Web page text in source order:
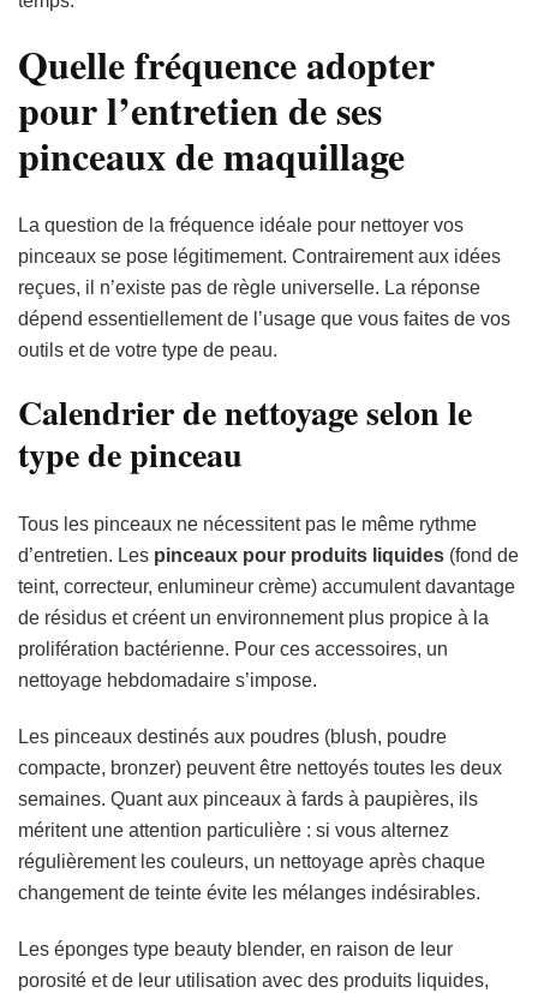
Quelle fréquence adopter
pour l’entretien de ses
pinceaux de maquillage
La question de la fréquence idéale pour nettoyer vos
pinceaux se pose légitimement. Contrairement aux idées
reçues, il n’existe pas de règle universelle. La réponse
dépend essentiellement de l’usage que vous faites de vos
outils et de votre type de peau.
Calendrier de nettoyage selon le
type de pinceau
Tous les pinceaux ne nécessitent pas le même rythme
d’entretien. Les pinceaux pour produits liquides (fond de
teint, correcteur, enlumineur crème) accumulent davantage
de résidus et créent un environnement plus propice à la
prolifération bactérienne. Pour ces accessoires, un
nettoyage hebdomadaire s’impose.
Les pinceaux destinés aux poudres (blush, poudre
compacte, bronzer) peuvent être nettoyés toutes les deux
semaines. Quant aux pinceaux à fards à paupières, ils
méritent une attention particulière : si vous alternez
régulièrement les couleurs, un nettoyage après chaque
changement de teinte évite les mélanges indésirables.
Les éponges type beauty blender, en raison de leur
porosité et de leur utilisation avec des produits liquides,